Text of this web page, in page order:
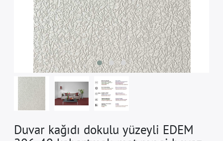
Duvar kağıdı dokulu yüzeyli EDEM